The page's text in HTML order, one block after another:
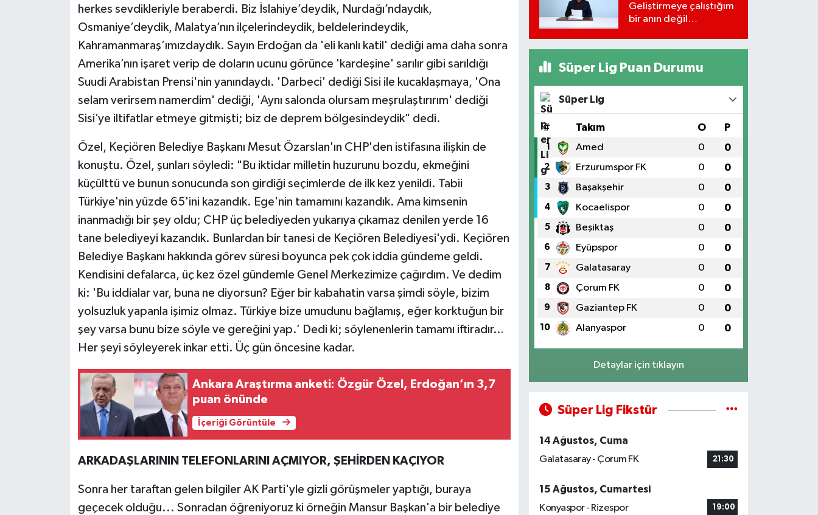
herkes sevdikleriyle beraberdi. Biz İslahiye’deydik, Nurdağı’ndaydık,
Osmaniye’deydik, Malatya’nın ilçelerindeydik, beldelerindeydik,
Kahramanmaraş’ımızdaydık. Sayın Erdoğan da 'eli kanlı katil' dediği ama daha sonra
Amerika’nın işaret verip de doların ucunu görünce 'kardeşine' sarılır gibi sarıldığı
Suudi Arabistan Prensi'nin yanındaydı. 'Darbeci' dediği Sisi ile kucaklaşmaya, 'Ona
selam verirsem namerdim' dediği, 'Aynı salonda olursam meşrulaştırırım' dediği
Sisi’ye iltifatlar etmeye gitmişti; biz de deprem bölgesindeydik" dedi.
Özel, Keçiören Belediye Başkanı Mesut Özarslan'ın CHP'den istifasına ilişkin de
konuştu. Özel, şunları söyledi: "Bu iktidar milletin huzurunu bozdu, ekmeğini
küçülttü ve bunun sonucunda son girdiği seçimlerde de ilk kez yenildi. Tabii
Türkiye'nin yüzde 65'ini kazandık. Ege'nin tamamını kazandık. Ama kimsenin
inanmadığı bir şey oldu; CHP üç belediyeden yukarıya çıkamaz denilen yerde 16
tane belediyeyi kazandık. Bunlardan bir tanesi de Keçiören Belediyesi'ydi. Keçiören
Belediye Başkanı hakkında görev süresi boyunca pek çok iddia gündeme geldi.
Kendisini defalarca, üç kez özel gündemle Genel Merkezimize çağırdım. Ve dedim
ki: 'Bu iddialar var, buna ne diyorsun? Eğer bir kabahatin varsa şimdi söyle, bizim
yolsuzluk yapanla işimiz olmaz. Türkiye bize umudunu bağlamış, eğer korktuğun bir
şey varsa bunu bize söyle ve gereğini yap.’ Dedi ki; söylenenlerin tamamı iftiradır…
Her şeyi söyleyerek inkar etti. Üç gün öncesine kadar.
Ankara Araştırma anketi: Özgür Özel, Erdoğan’ın 3,7
puan önünde
İçeriği Görüntüle
ARKADAŞLARININ TELEFONLARINI AÇMIYOR, ŞEHİRDEN KAÇIYOR
Sonra her taraftan gelen bilgiler AK Parti'yle gizli görüşmeler yaptığı, buraya
geçecek olduğu... Sonradan öğreniyoruz ki örneğin Mansur Başkan'a bir belediye
Geliştirmeye çalıştığım
bir anın değil
Süper Lig Puan Durumu
Süper Lig
# Takım O P
1 Amed 0 0
2 Erzurumspor FK 0 0
3 Başakşehir 0 0
4 Kocaelispor 0 0
5 Beşiktaş 0 0
6 Eyüpspor 0 0
7 Galatasaray 0 0
8 Çorum FK 0 0
9 Gaziantep FK 0 0
10 Alanyaspor 0 0
Detaylar için tıklayın
Süper Lig Fikstür
14 Ağustos, Cuma
Galatasaray - Çorum FK
21:30
15 Ağustos, Cumartesi
Konyaspor - Rizespor
19:00